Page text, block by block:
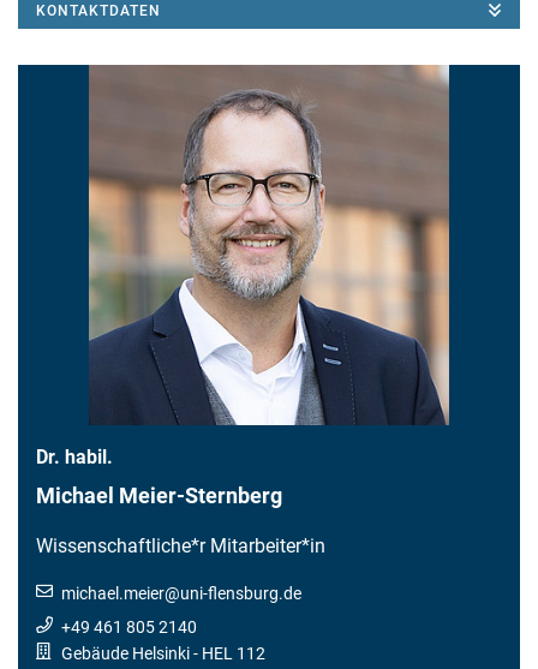
KONTAKTDATEN
Dr. habil.
Michael Meier-Sternberg
Wissenschaftliche*r Mitarbeiter*in
michael.meier@uni-flensburg.de
+49 461 805 2140
Gebäude Helsinki- HEL 112